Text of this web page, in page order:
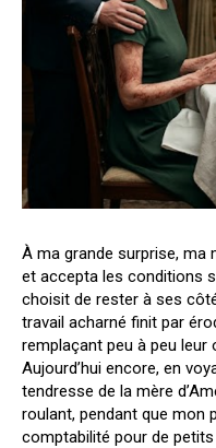
À ma grande surprise, ma
et accepta les conditions
choisit de rester à ses
travail acharné finit par
remplaçant peu à peu leur
Aujourd’hui encore, en
tendresse de la mère
roulant, pendant que mon
comptabilité pour de